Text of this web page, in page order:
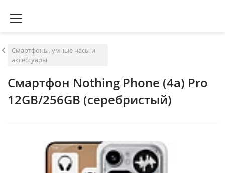
Смартфоны, умные часы и
аксессуары
Смартфон Nothing Phone (4a) Pro
12GB/256GB (серебристый)